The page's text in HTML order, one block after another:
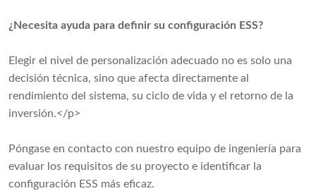
¿Necesita ayuda para definir su configuración ESS?
Elegir el nivel de personalización adecuado no es solo una
decisión técnica, sino que afecta directamente al
rendimiento del sistema, su ciclo de vida y el retorno de la
inversión.</p>
Póngase en contacto con nuestro equipo de ingeniería para
evaluar los requisitos de su proyecto e identificar la
configuración ESS más eficaz.